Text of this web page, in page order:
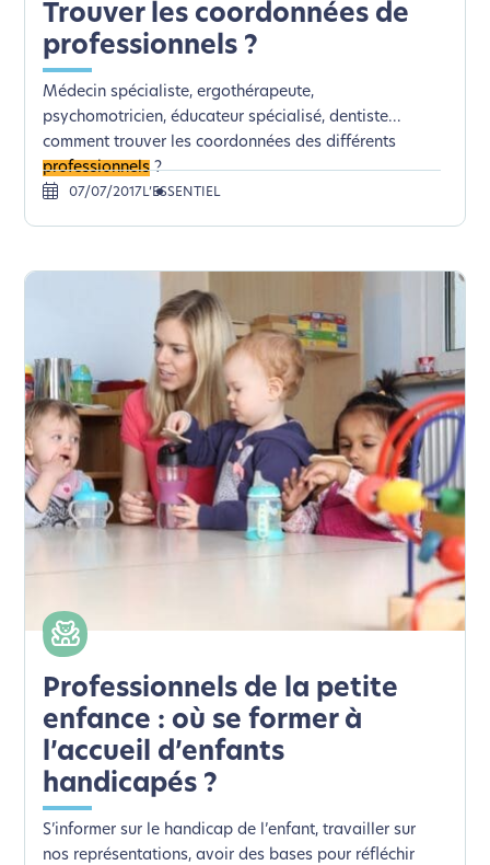
Trouver les coordonnées de
professionnels ?
Médecin spécialiste, ergothérapeute,
psychomotricien, éducateur spécialisé, dentiste...
comment trouver les coordonnées des différents
professionnels?
07/07/2017 L’ESSENTIEL
Professionnels de la petite
enfance : où se former à
l’accueil d’enfants
handicapés ?
S’informer sur le handicap de l’enfant, travailler sur
nos représentations, avoir des bases pour réfléchir